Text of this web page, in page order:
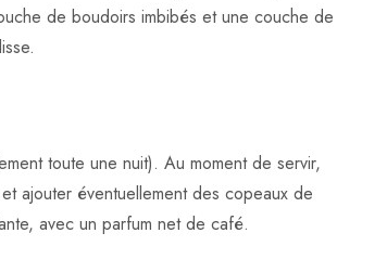
de boudoirs imbibés et une couche de
toute une nuit). Au moment de servir,
et ajouter éventuellement des copeaux de
avec un parfum net de café.